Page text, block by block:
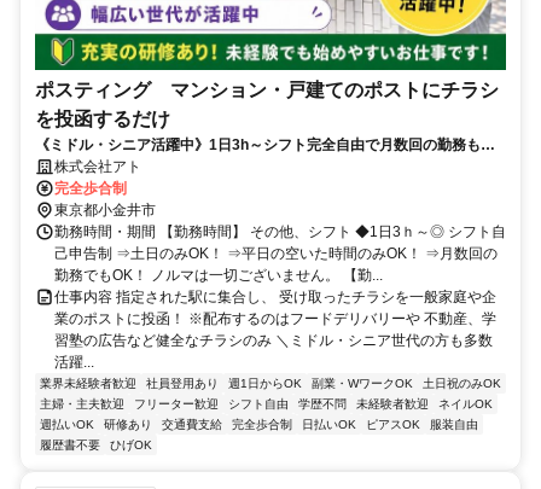
ポスティング マンション・戸建てのポストにチラシ
を投函するだけ
《ミドル・シニア活躍中》1日3h～シフト完全自由で月数回の勤務も
OK★無理なくマイペースに働けます♪
株式会社アト
完全歩合制
東京都小金井市
勤務時間・期間 【勤務時間】 その他、シフト ◆1日3ｈ～◎ シフト自
己申告制 ⇒土日のみOK！ ⇒平日の空いた時間のみOK！ ⇒月数回の
勤務でもOK！ ノルマは一切ございません。 【勤...
仕事内容 指定された駅に集合し、 受け取ったチラシを一般家庭や企
業のポストに投函！ ※配布するのはフードデリバリーや 不動産、学
習塾の広告など健全なチラシのみ ＼ミドル・シニア世代の方も多数
活躍...
業界未経験者歓迎 社員登用あり 週1日からOK 副業・WワークOK
土日祝のみOK
主婦・主夫歓迎
フリーター歓迎 シフト自由 学歴不問 未経験者歓迎
ネイルOK
週払いOK
研修あり 交通費支給 完全歩合制 日払いOK ピアスOK
服装自由
履歴書不要
ひげOK